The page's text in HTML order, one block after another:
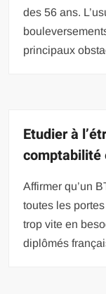
des 56 ans.
principaux
Etudier à
comptabilité
Affirmer qu’un
toutes les
trop vite en
diplômés